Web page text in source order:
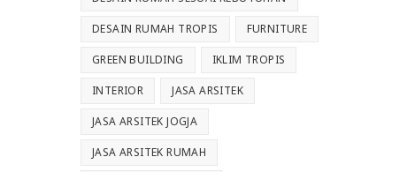
DESAIN RUMAH TROPIS FURNITURE
GREEN BUILDING IKLIM TROPIS
INTERIOR JASA ARSITEK
JASA ARSITEK JOGJA
JASA ARSITEK RUMAH